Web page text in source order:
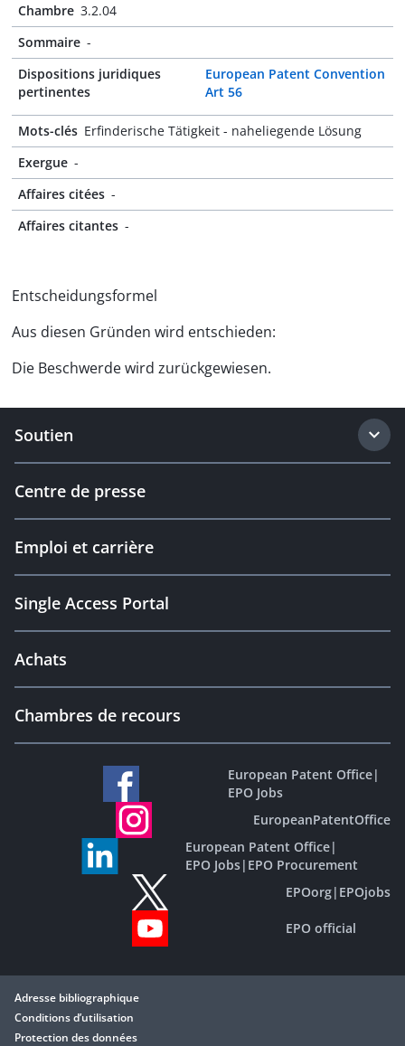
Chambre 3.2.04
Sommaire -
Dispositions juridiques
pertinentes
European Patent Convention
Art 56
Mots-clés Erfinderische Tätigkeit - naheliegende Lösung
Exergue -
Affaires citées -
Affaires citantes -
Entscheidungsformel
Aus diesen Gründen wird entschieden:
Die Beschwerde wird zurückgewiesen.
Soutien
Centre de presse
Emploi et carrière
Single Access Portal
Achats
Chambres de recours
European Patent Office|
EPO Jobs
EuropeanPatentOffice
European Patent Office|
EPO Jobs| EPO Procurement
EPOorg| EPOjobs
EPO official
Adresse bibliographique
Conditions d’utilisation
Protection des données